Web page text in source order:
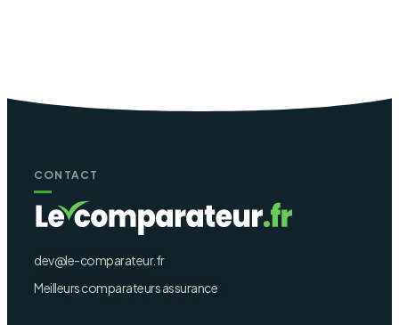
CONTACT
dev@le-comparateur.fr
Meilleurs comparateurs assurance